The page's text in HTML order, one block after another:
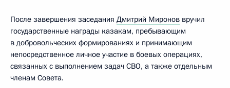
После завершения заседания Дмитрий Миронов вручил
государственные награды казакам, пребывающим
в добровольческих формированиях и принимающим
непосредственное личное участие в боевых операциях,
связанных с выполнением задач СВО, а также отдельным
членам Совета.